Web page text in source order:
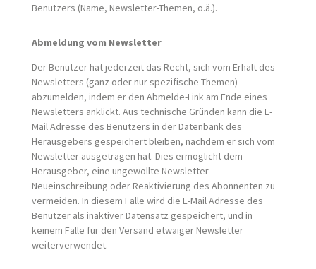
Benutzers (Name, Newsletter-Themen, o.ä.).
Abmeldung vom Newsletter
Der Benutzer hat jederzeit das Recht, sich vom Erhalt des
Newsletters (ganz oder nur spezifische Themen)
abzumelden, indem er den Abmelde-Link am Ende eines
Newsletters anklickt. Aus technische Gründen kann die E-
Mail Adresse des Benutzers in der Datenbank des
Herausgebers gespeichert bleiben, nachdem er sich vom
Newsletter ausgetragen hat. Dies ermöglicht dem
Herausgeber, eine ungewollte Newsletter-
Neueinschreibung oder Reaktivierung des Abonnenten zu
vermeiden. In diesem Falle wird die E-Mail Adresse des
Benutzer als inaktiver Datensatz gespeichert, und in
keinem Falle für den Versand etwaiger Newsletter
weiterverwendet.